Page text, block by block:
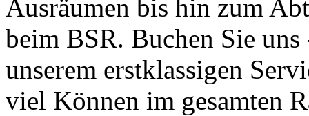
Ausräumen bis hin zum
beim BSR. Buchen Sie
unserem erstklassigen
viel Können im gesamten